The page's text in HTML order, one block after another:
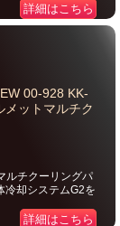
詳細はこちら
00-928 KK-
ットマルチク
ルチクーリングパ
冷却システムG2を
詳細はこちら